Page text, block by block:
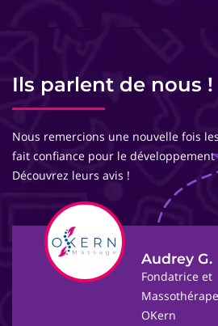
Ils parlent de nous !
Nous remercions une nouvelle fois
fait confiance pour le
Découvrez leurs avis !
Audrey G.
Fondatrice et
OKern